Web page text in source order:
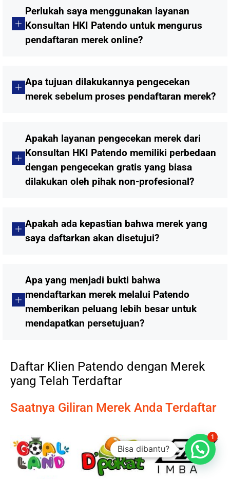
Perlukah saya menggunakan layanan
Konsultan HKI Patendo untuk mengurus
pendaftaran merek online?
Apa tujuan dilakukannya pengecekan
merek sebelum proses pendaftaran merek?
Apakah layanan pengecekan merek dari
Konsultan HKI Patendo memiliki perbedaan
dengan pengecekan gratis yang biasa
dilakukan oleh pihak non-profesional?
Apakah ada kepastian bahwa merek yang
saya daftarkan akan disetujui?
Apa yang menjadi bukti bahwa
mendaftarkan merek melalui Patendo
memberikan peluang lebih besar untuk
mendapatkan persetujuan?
Daftar Klien Patendo dengan Merek
yang Telah Terdaftar
Saatnya Giliran Merek Anda Terdaftar
Bisa dibantu?
1